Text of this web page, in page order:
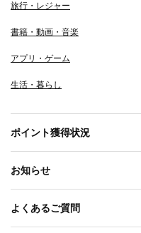
旅行・レジャー
書籍・動画・音楽
アプリ・ゲーム
生活・暮らし
ポイント獲得状況
お知らせ
よくあるご質問